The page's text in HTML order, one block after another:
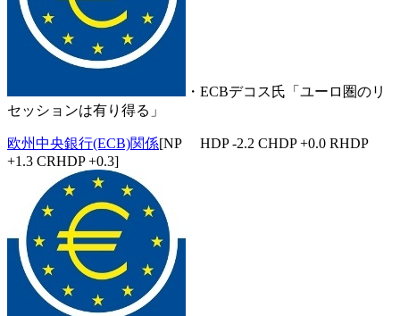
・ECBデコス氏「ユーロ圏のリ
セッションは有り得る」
欧州中央銀行(ECB)関係[NP HDP -2.2 CHDP +0.0 RHDP
+1.3 CRHDP +0.3]